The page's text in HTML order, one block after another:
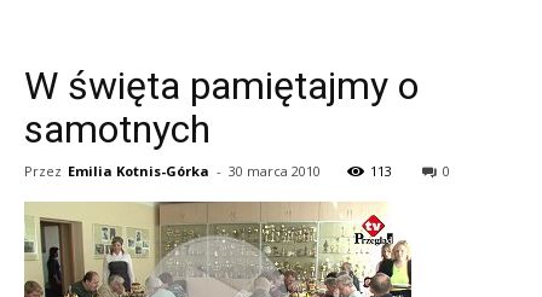
W święta pamiętajmy o
samotnych
Przez Emilia Kotnis-Górka - 30 marca 2010 113 0